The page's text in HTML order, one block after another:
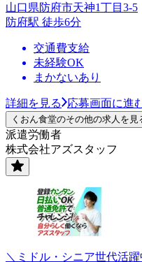
山口県防府市天神1丁目3-5
防府駅 徒歩6分
交通費支給
未経験OK
まかないあり
詳細を見る 応募画面に進
くおん食堂のその他の求人を見
派遣労働者
株式会社アズスタッフ
＼ミドル・シニア世代活